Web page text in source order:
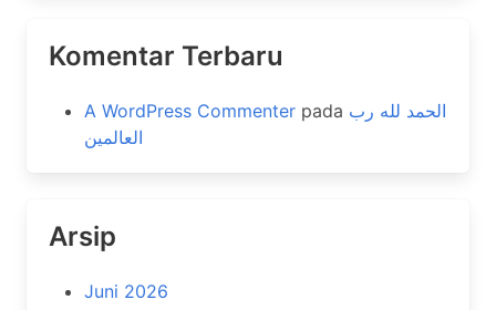
Komentar Terbaru
A WordPress Commenter pada الحمد لله رب
العالمين
Arsip
Juni 2026